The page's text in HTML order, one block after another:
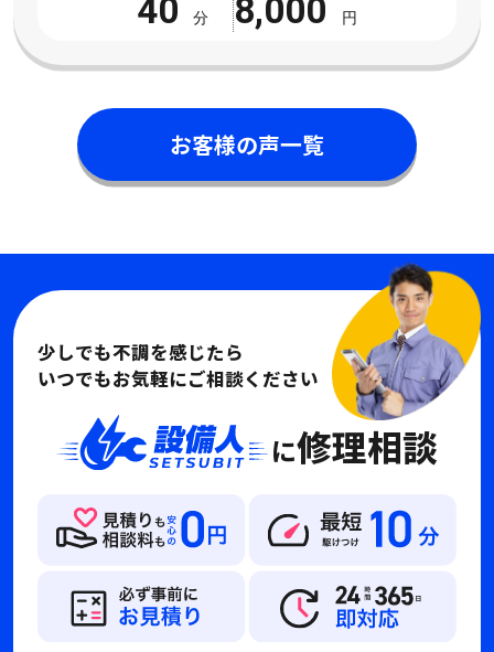
40 分 8,000
お客様の声一覧
少しでも不調を感じたら
いつでもお気軽にご相談ください
に修理相談